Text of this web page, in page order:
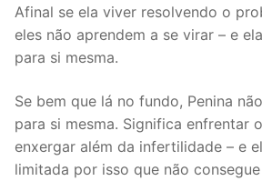
Afinal se ela viver resolvendo o
eles não aprendem a se virar – e
para si mesma.
Se bem que lá no fundo, Penina
para si mesma. Significa enfrentar
enxergar além da infertilidade – e
limitada por isso que não